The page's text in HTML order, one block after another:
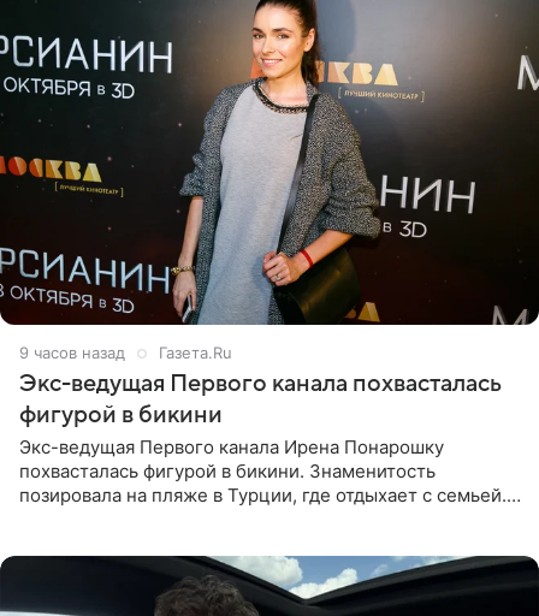
9 часов назад Газета.Ru
Экс-ведущая Первого канала похвасталась
фигурой в бикини
Экс-ведущая Первого канала Ирена Понарошку
похвасталась фигурой в бикини. Знаменитость
позировала на пляже в Турции, где отдыхает с семьей.